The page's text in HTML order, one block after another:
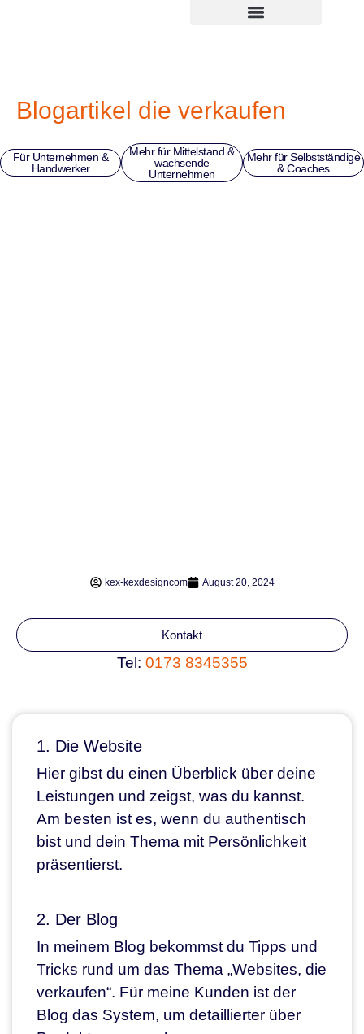
Blogartikel die verkaufen
Für Unternehmen &
Handwerker
Mehr für Mittelstand &
wachsende
Unternehmen
Mehr für Selbstständige
& Coaches
kex-kexdesigncom August 20, 2024
Kontakt
Tel: 0173 8345355
1. Die Website
Hier gibst du einen Überblick über deine
Leistungen und zeigst, was du kannst.
Am besten ist es, wenn du authentisch
bist und dein Thema mit Persönlichkeit
präsentierst.
2. Der Blog
In meinem Blog bekommst du Tipps und
Tricks rund um das Thema „Websites, die
verkaufen“. Für meine Kunden ist der
Blog das System, um detaillierter über